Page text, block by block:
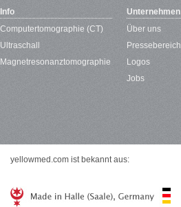
Info
Computertomographie (CT)
Ultraschall
Magnetresonanztomographie
Unternehmen
Über uns
Pressebereich
Logos
Jobs
yellowmed.com ist bekannt aus: